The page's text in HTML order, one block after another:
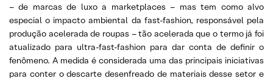
– de marcas de luxo a marketplaces – mas tem como alvo
especial o impacto ambiental da fast-fashion, responsável pela
produção acelerada de roupas – tão acelerada que o termo já foi
atualizado para ultra-fast-fashion para dar conta de definir o
fenômeno. A medida é considerada uma das principais iniciativas
para conter o descarte desenfreado de materiais desse setor e